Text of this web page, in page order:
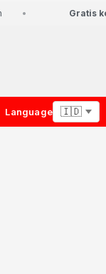
Gratis
Language